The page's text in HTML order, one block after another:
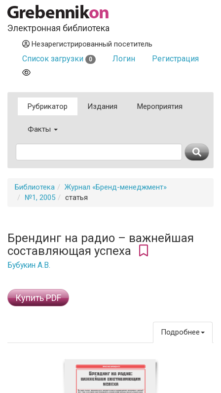
Электронная библиотека
Незарегистрированный посетитель
Список загрузки 0 Логин Регистрация
Рубрикатор Издания Мероприятия
Факты
Библиотека
Журнал «Бренд-менеджмент»
№1, 2005
статья
Брендинг на радио – важнейшая
составляющая успеха
Бубукин А.В.
Купить PDF
Подробнее